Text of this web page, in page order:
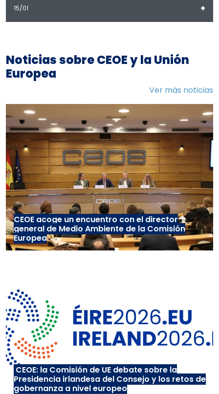
15/01 +
Noticias sobre CEOE y la Unión
Europea
Ver más noticias
CEOE acoge un encuentro con el director
general de Medio Ambiente de la Comisión
Europea
CEOE: la Comisión de UE debate sobre la
Presidencia irlandesa del Consejo y los retos de
gobernanza a nivel europeo